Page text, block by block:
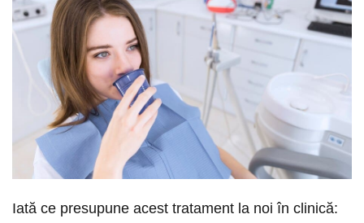
Iată ce presupune acest tratament la noi în clinică: